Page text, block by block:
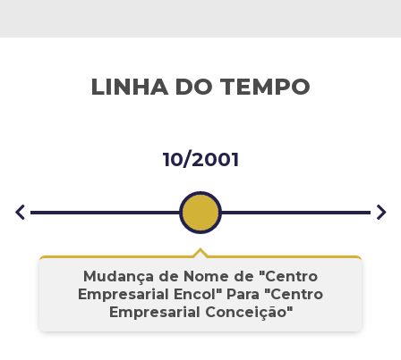
LINHA DO TEMPO
10/2001
Mudança de Nome de "Centro
Empresarial Encol" Para "Centro
Empresarial Conceição"